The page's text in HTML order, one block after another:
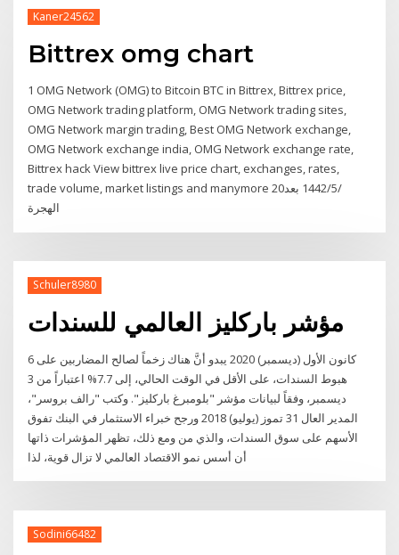
Kaner24562
Bittrex omg chart
1 OMG Network (OMG) to Bitcoin BTC in Bittrex, Bittrex price,
OMG Network trading platform, OMG Network trading sites,
OMG Network margin trading, Best OMG Network exchange,
OMG Network exchange india, OMG Network exchange rate,
Bittrex hack View bittrex live price chart, exchanges, rates,
trade volume, market listings and manymore 20‏‏/5‏‏/1442 بعد
الهجرة
Schuler8980
مؤشر باركليز العالمي للسندات
6 كانون الأول (ديسمبر) 2020 يبدو أنَّ هناك زخماً لصالح المضاربين على
هبوط السندات، على الأقل في الوقت الحالي، إلى 7.7% اعتباراً من 3
ديسمبر، وفقاً لبيانات مؤشر "بلومبرغ باركليز". وكتب "رالف بروسر"،
المدير العال 31 تموز (يوليو) 2018 ورجح خبراء الاستثمار في البنك تفوق
الأسهم على سوق السندات، والذي من ومع ذلك، تظهر المؤشرات ذاتها
Sodini66482